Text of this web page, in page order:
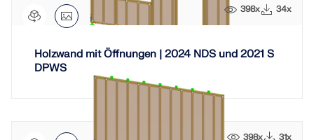
398x 34x
Holzwand mit Öffnungen | 2024 NDS und 2021 S
DPWS
398x 31x